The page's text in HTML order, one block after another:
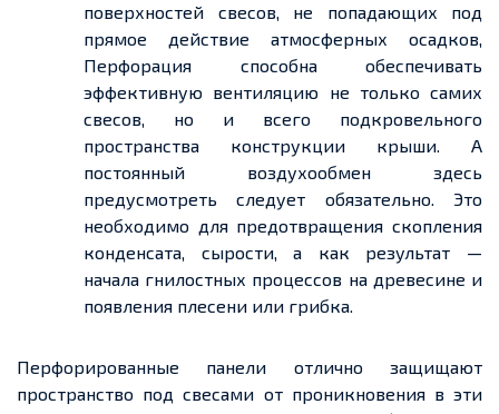
поверхностей свесов, не попадающих под
прямое действие атмосферных осадков,
Перфорация способна обеспечивать
эффективную вентиляцию не только самих
свесов, но и всего подкровельного
пространства конструкции крыши. А
постоянный воздухообмен здесь
предусмотреть следует обязательно. Это
необходимо для предотвращения скопления
конденсата, сырости, а как результат —
начала гнилостных процессов на древесине и
появления плесени или грибка.
Перфорированные панели отлично защищают
пространство под свесами от проникновения в эти